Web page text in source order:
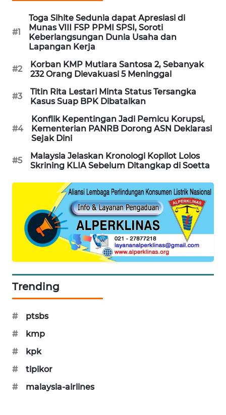
#1
Toga Sihite Sedunia dapat Apresiasi di
Munas VIII FSP PPMI SPSI, Soroti
Keberlangsungan Dunia Usaha dan
Lapangan Kerja
#2
Korban KMP Mutiara Santosa 2, Sebanyak
232 Orang Dievakuasi 5 Meninggal
#3
Titin Rita Lestari Minta Status Tersangka
Kasus Suap BPK Dibatalkan
#4
Konflik Kepentingan Jadi Pemicu Korupsi,
Kementerian PANRB Dorong ASN Deklarasi
Sejak Dini
#5
Malaysia Jelaskan Kronologi Kopilot Lolos
Skrining KLIA Sebelum Ditangkap di Soetta
Trending
#
ptsbs
#
kmp
#
kpk
#
tipikor
#
malaysia-airlines
HEALTH
WAHANA
WISATA
LAPAK
WAHANA
Wahana
KONSUMEN
MASYARAKAT
KELISTRIKAN
WALINKI
MAWAKA
ID
MARTABAT
PLN
MKLI